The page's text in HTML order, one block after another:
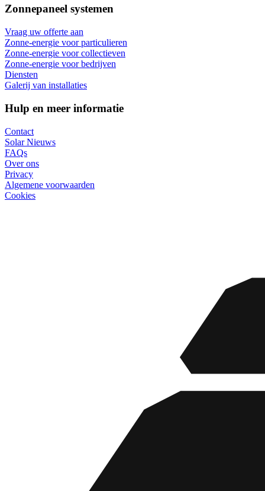
Zonnepaneel systemen
Vraag uw offerte aan
Zonne-energie voor particulieren
Zonne-energie voor collectieven
Zonne-energie voor bedrijven
Diensten
Galerij van installaties
Hulp en meer informatie
Contact
Solar Nieuws
FAQs
Over ons
Privacy
Algemene voorwaarden
Cookies